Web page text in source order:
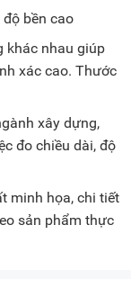
khác nhau giúp
xác cao. Thước
xây dựng,
đo chiều dài, độ
minh họa, chi tiết
sản phẩm thực